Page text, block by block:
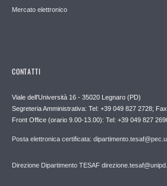
Mercato elettronico
CONTATTI
Viale dell'Università 16 - 35020 Legnaro (PD)
Segreteria Amministrativa: Tel: +39 049 827 2728;
Front Office (orario 9.00-13.00): Tel: +39 049 827
Posta elettronica certificata:
Direzione Dipartimento TESAF